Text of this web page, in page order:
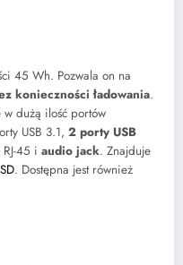
45 Wh. Pozwala on na
konieczności ładowania.
w dużą ilość portów
USB 3.1, 2 porty USB
45 i audio jack. Znajduje
. Dostępna jest również